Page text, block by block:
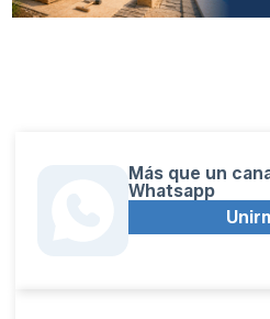
Más que un
Whatsapp